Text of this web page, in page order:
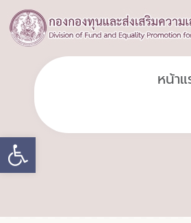
Open toolbar
หน้า